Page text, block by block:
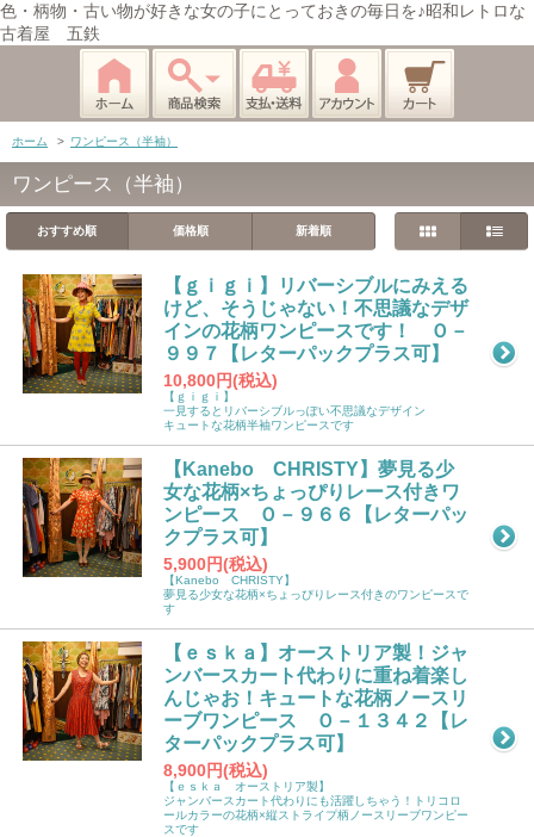
色・柄物・古い物が好きな女の子にとっておきの毎日を♪昭和レトロな
古着屋 五鉄
ホーム > ワンピース（半袖）
ワンピース（半袖）
おすすめ順 価格順 新着順
【ｇｉｇｉ】リバーシブルにみえる
けど、そうじゃない！不思議なデザ
インの花柄ワンピースです！ Ｏ－
９９７【レターパックプラス可】
10,800円(税込)
【ｇｉｇｉ】
一見するとリバーシブルっぽい不思議なデザイン
キュートな花柄半袖ワンピースです
【Kanebo CHRISTY】夢見る少
女な花柄×ちょっぴりレース付きワ
ンピース Ｏ－９６６【レターパッ
クプラス可】
5,900円(税込)
【Kanebo CHRISTY】
夢見る少女な花柄×ちょっぴりレース付きのワンピースで
す
【ｅｓｋａ】オーストリア製！ジャ
ンバースカート代わりに重ね着楽し
んじゃお！キュートな花柄ノースリ
ーブワンピース Ｏ－１３４２【レ
ターパックプラス可】
8,900円(税込)
【ｅｓｋａ オーストリア製】
ジャンバースカート代わりにも活躍しちゃう！トリコロ
ールカラーの花柄×縦ストライプ柄ノースリーブワンピー
スです